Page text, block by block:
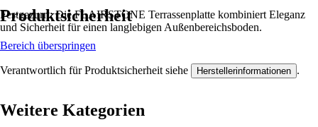
Festgezurrt: Die FLAIRSTONE Terrassenplatte kombiniert Eleganz
und Sicherheit für einen langlebigen Außenbereichsboden.
Produktsicherheit
Bereich überspringen
Verantwortlich für Produktsicherheit siehe Herstellerinformationen .
Weitere Kategorien